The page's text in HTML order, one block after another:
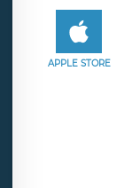
APPLE STORE